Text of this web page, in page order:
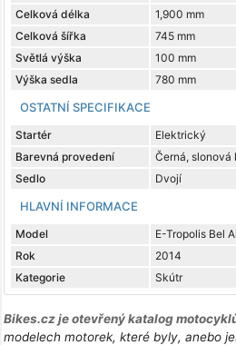
Celková délka
1,900 mm
Celková šířka
745 mm
Světlá výška
100 mm
Výška sedla
780 mm
OSTATNÍ SPECIFIKACE
Startér
Elektrický
Barevná provedení
Černá, slonová
Sedlo
Dvojí
HLAVNÍ INFORMACE
Model
E-Tropolis Bel
Rok
2014
Kategorie
Skútr
Bikes.cz je otevřený katalog
modelech motorek, které byly, anebo